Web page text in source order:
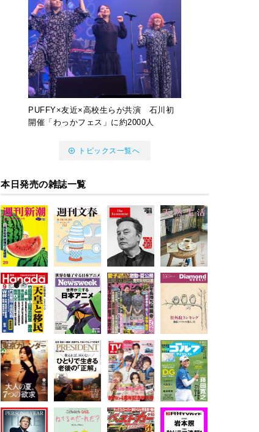
PUFFY×友近×高校生らが共演 石川初
開催「わっかフェス」に約2000人
トピックス一覧へ
本日発売の雑誌一覧